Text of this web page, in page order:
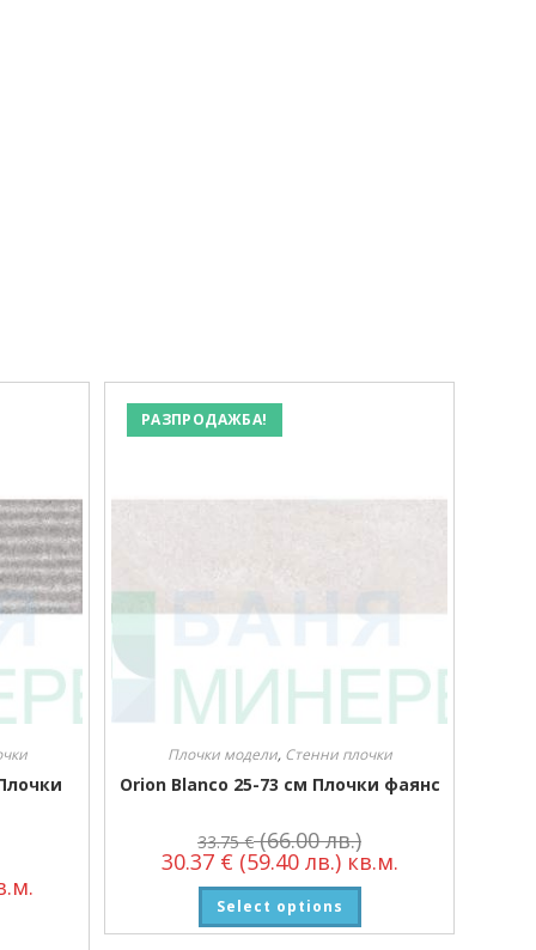
РАЗПРОДАЖБА!
Плочки модели, Стенни плочки
Orion Blanco 25-73 см Плочки фаянс
33.75€ (66.00 лв.)
30.37 € (59.40 лв.)кв.м.
Select options